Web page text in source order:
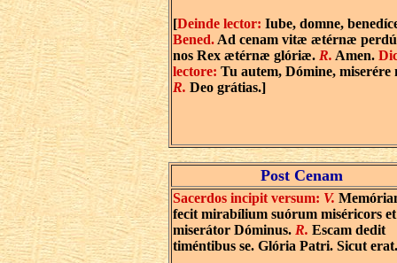
[Deinde lector: Iube, domne,
Bened. Ad cenam vitæ ætérnæ
nos Rex ætérnæ glóriæ. R. Amen.
lectore: Tu autem, Dómine, miserére
R. Deo grátias.]
Post Cenam
Sacerdos incipit versum: V.
fecit mirabílium suórum miséricors et
miserátor Dóminus. R. Escam dedit
timéntibus se. Glória Patri. Sicut erat.